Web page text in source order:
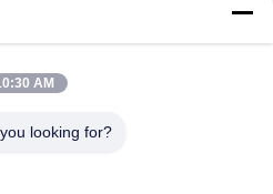
AM
looking for?